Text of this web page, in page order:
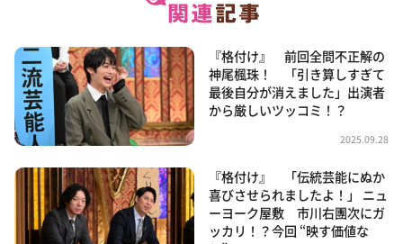
『格付け』 前回全問不正解の
神尾楓珠！ 「引き算しすぎて
最後自分が消えました」出演者
から厳しいツッコミ！？
2025.09.28
『格付け』 「伝統芸能にぬか
喜びさせられましたよ！」 ニュ
ーヨーク屋敷 市川右團次にガ
ッカリ！？今回 “映す価値な